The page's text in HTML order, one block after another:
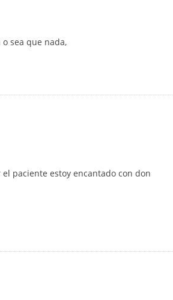
sea que nada,
paciente estoy encantado con don